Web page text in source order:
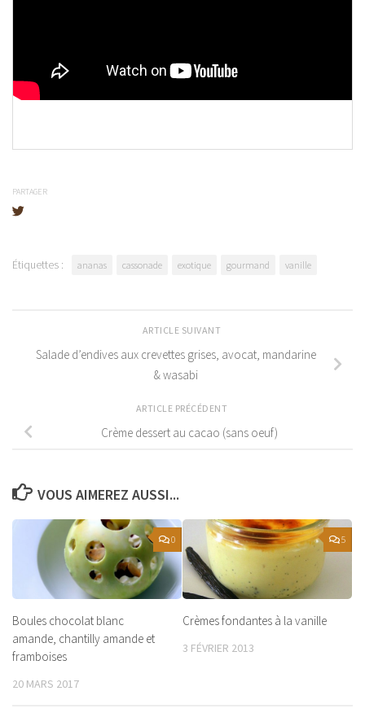
PARTAGER
Étiquettes : ananas cassonade exotique gourmand vanille
ARTICLE SUIVANT
Salade d’endives aux crevettes grises, avocat, mandarine
& wasabi
ARTICLE PRÉCÉDENT
Crème dessert au cacao (sans oeuf)
VOUS AIMEREZ AUSSI...
0
Boules chocolat blanc
amande, chantilly amande et
framboises
20 MARS 2017
5
Crèmes fondantes à la vanille
3 FÉVRIER 2013